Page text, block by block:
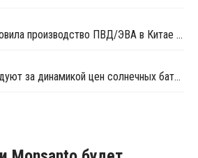
Ningxia Baofeng остановила производство ПВД/ЭВА в Китае на ремонт
Цены ЭВА в США следуют за динамикой цен солнечных батарей